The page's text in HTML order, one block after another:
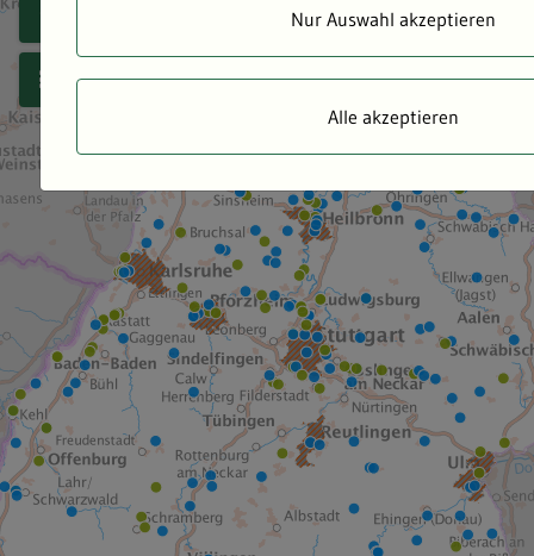
Nur Auswahl akzeptieren
Alle akzeptieren